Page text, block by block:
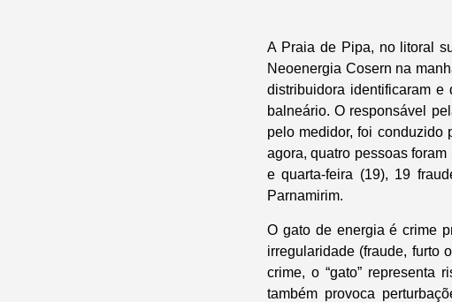
A Praia de Pipa, no litoral
Neoenergia Cosern na
distribuidora identificaram e
balneário. O responsável
pelo medidor, foi conduzido
agora, quatro pessoas
e quarta-feira (19), 19
Parnamirim.
O gato de energia é crime
irregularidade (fraude, furto
crime, o “gato” representa
também provoca